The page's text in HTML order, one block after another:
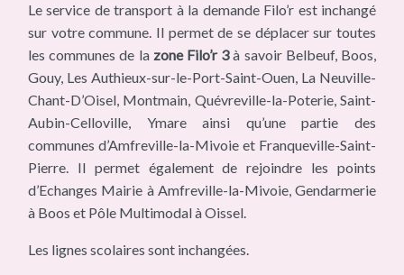
Le service de transport à la demande Filo’r est inchangé
sur votre commune. Il permet de se déplacer sur toutes
les communes de la zone Filo’r 3à savoir Belbeuf, Boos,
Gouy, Les Authieux-sur-le-Port-Saint-Ouen, La Neuville-
Chant-D’Oisel, Montmain, Quévreville-la-Poterie, Saint-
Aubin-Celloville, Ymare ainsi qu’une partie des
communes d’Amfreville-la-Mivoie et Franqueville-Saint-
Pierre. Il permet également de rejoindre les points
d’Echanges Mairie à Amfreville-la-Mivoie, Gendarmerie
à Boos et Pôle Multimodal à Oissel.
Les lignes scolaires sont inchangées.